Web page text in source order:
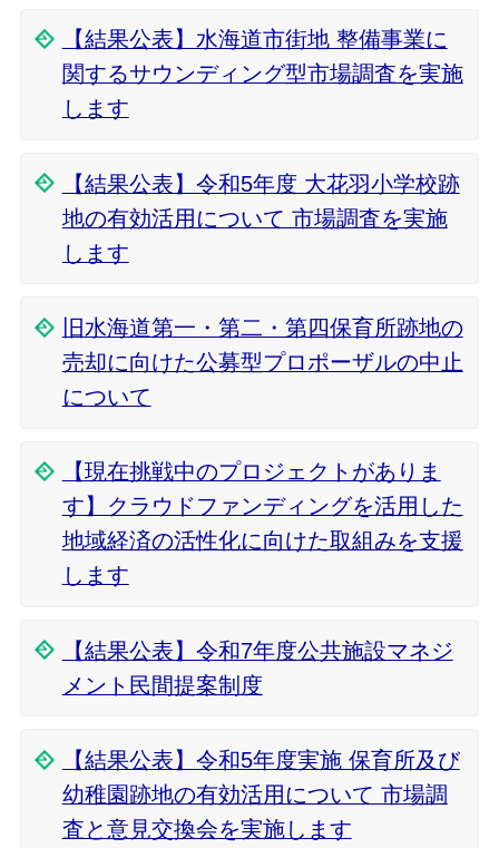
【結果公表】水海道市街地 整備事業に
関するサウンディング型市場調査を実施
します
【結果公表】令和5年度 大花羽小学校跡
地の有効活用について 市場調査を実施
します
旧水海道第一・第二・第四保育所跡地の
売却に向けた公募型プロポーザルの中止
について
【現在挑戦中のプロジェクトがありま
す】クラウドファンディングを活用した
地域経済の活性化に向けた取組みを支援
します
【結果公表】令和7年度公共施設マネジ
メント民間提案制度
【結果公表】令和5年度実施 保育所及び
幼稚園跡地の有効活用について 市場調
査と意見交換会を実施します